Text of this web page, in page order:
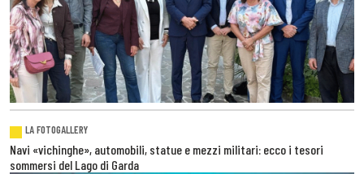
LA FOTOGALLERY
Navi «vichinghe», automobili, statue e mezzi militari: ecco i tesori
sommersi del Lago di Garda